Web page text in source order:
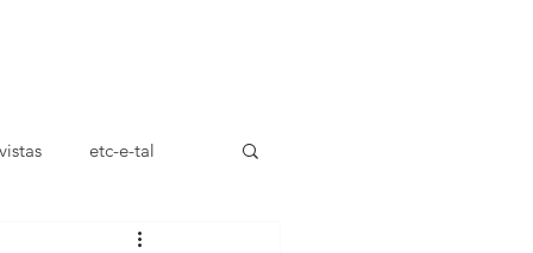
etc-e-tal